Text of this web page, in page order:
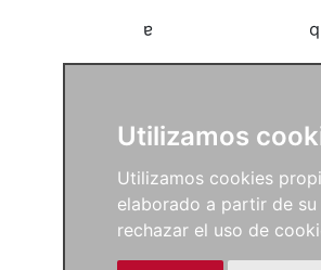
Utilizamos
Utilizamos cookies
elaborado a partir de
rechazar el uso de
a b